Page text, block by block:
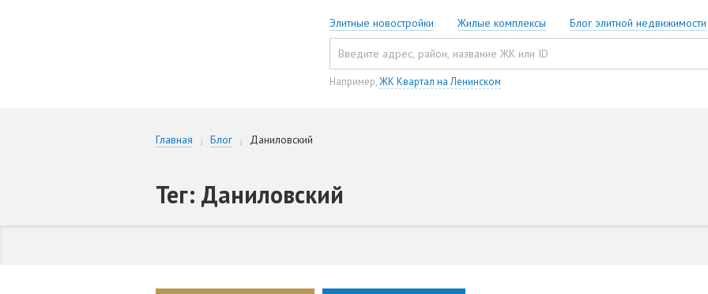
Элитные новостройки Жилые комплексы Блог элитной недвижимости
Например,ЖК Квартал на Ленинском
Главная Блог Даниловский
Тег: Даниловский